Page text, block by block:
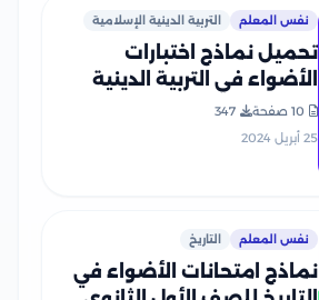
نفس المعلم التربية الدينية الإسلامية
تحميل نماذج اختبارات
الأضواء في التربية الدينية
الاسلامية للصف الأول
الثانوي مع إجاباتها النموذجية
10 صفحة
347
25 أبريل 2024
نفس المعلم التاريخ
نماذج امتحانات الأضواء في